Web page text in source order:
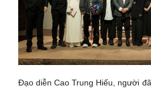
Đạo diễn Cao Trung Hiếu, người